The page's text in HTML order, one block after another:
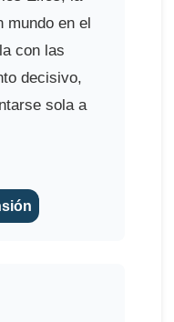
mundo en el
con las
decisivo,
sola a